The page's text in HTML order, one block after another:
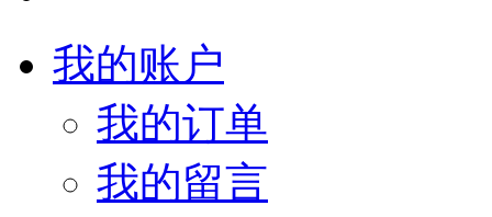
我的账户
我的订单
我的留言